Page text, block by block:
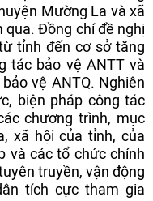
Mường La và xã
qua. Đồng chí đề nghị
tỉnh đến cơ sở tăng
tác bảo vệ ANTT và
vệ ANTQ. Nghiên
biện pháp công tác
chương trình, mục
xã hội của tỉnh, của
và các tổ chức chính
truyền, vận động
tích cực tham gia